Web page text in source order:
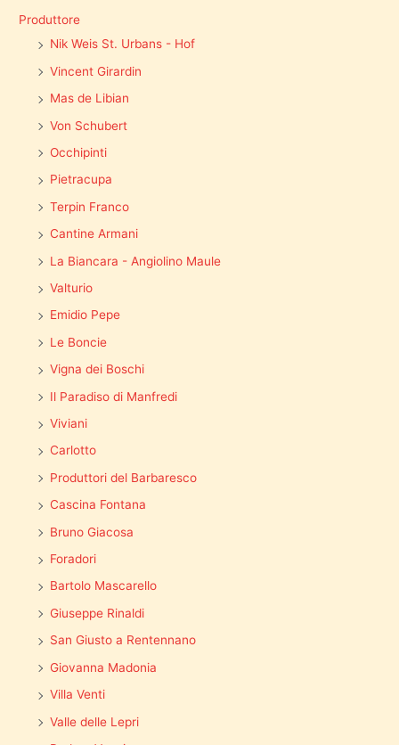
Produttore
Nik Weis St. Urbans - Hof
Vincent Girardin
Mas de Libian
Von Schubert
Occhipinti
Pietracupa
Terpin Franco
Cantine Armani
La Biancara - Angiolino Maule
Valturio
Emidio Pepe
Le Boncie
Vigna dei Boschi
Il Paradiso di Manfredi
Viviani
Carlotto
Produttori del Barbaresco
Cascina Fontana
Bruno Giacosa
Foradori
Bartolo Mascarello
Giuseppe Rinaldi
San Giusto a Rentennano
Giovanna Madonia
Villa Venti
Valle delle Lepri